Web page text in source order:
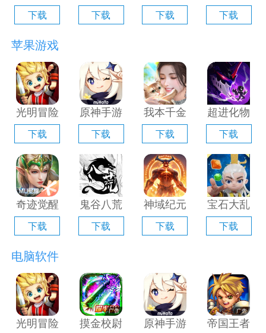
电脑版
「含模拟
器」
下载
电脑版
「含模拟
下载
版「含模
拟器」
下载
伴侣电脑
版「含模
下载
苹果游戏
光明冒险
电脑版
「含模拟
器」
下载
原神手游
电脑版
「含模拟
器」
下载
我本千金
手游电脑
版「含模
拟器」
下载
超进化物
语2电脑
版「含模
拟器」
下载
奇迹觉醒
电脑版
「含模拟
器」
下载
鬼谷八荒
手游电脑
版「含模
下载
神域纪元
电脑版
「含模拟
下载
宝石大乱
斗电脑版
「含模拟
下载
电脑软件
光明冒险
摸金校尉
原神手游
帝国王者